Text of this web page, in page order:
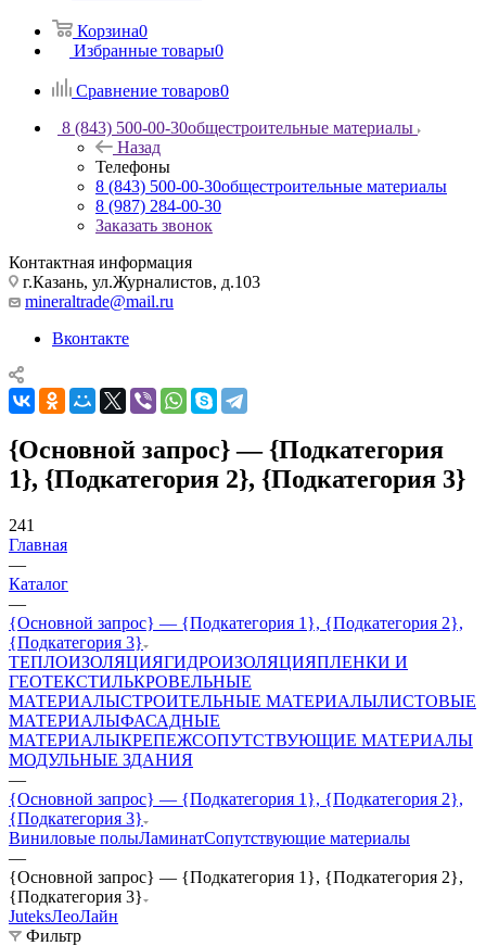
Корзина0
Избранные товары0
Сравнение товаров0
8 (843) 500-00-30общестроительные материалы
Назад
Телефоны
8 (843) 500-00-30общестроительные материалы
8 (987) 284-00-30
Заказать звонок
Контактная информация
г.Казань, ул.Журналистов, д.103
mineraltrade@mail.ru
Вконтакте
{Основной запрос} — {Подкатегория
1}, {Подкатегория 2}, {Подкатегория 3}
241
Главная
—
Каталог
—
{Основной запрос} — {Подкатегория 1}, {Подкатегория 2},
{Подкатегория 3}
ТЕПЛОИЗОЛЯЦИЯГИДРОИЗОЛЯЦИЯПЛЕНКИ И
ГЕОТЕКСТИЛЬКРОВЕЛЬНЫЕ
МАТЕРИАЛЫСТРОИТЕЛЬНЫЕ МАТЕРИАЛЫЛИСТОВЫЕ
МАТЕРИАЛЫФАСАДНЫЕ
МАТЕРИАЛЫКРЕПЕЖСОПУТСТВУЮЩИЕ МАТЕРИАЛЫ
МОДУЛЬНЫЕ ЗДАНИЯ
—
{Основной запрос} — {Подкатегория 1}, {Подкатегория 2},
{Подкатегория 3}
Виниловые полыЛаминатСопутствующие материалы
—
{Основной запрос} — {Подкатегория 1}, {Подкатегория 2},
{Подкатегория 3}
JuteksЛеоЛайн
Фильтр